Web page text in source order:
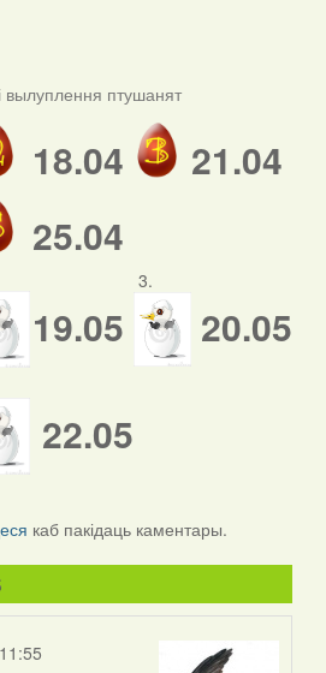
вылуплення птушанят
18.04
21.04
25.04
19.05
3.
20.05
22.05
каб пакідаць каментары.